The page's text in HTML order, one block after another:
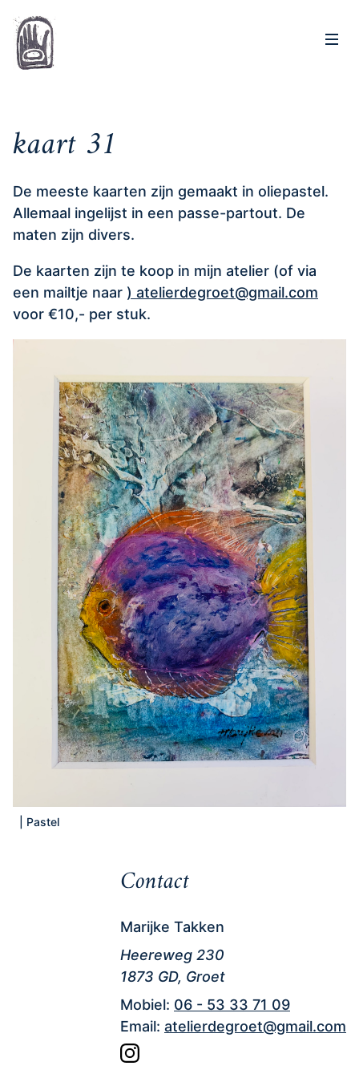
Het atelier
Cursus olieverf
Schilderijen
Oliepastel
Muurschilderingen
Contact
kaart 31
De meeste kaarten zijn gemaakt in oliepastel.
Allemaal ingelijst in een passe-partout. De
maten zijn divers.
De kaarten zijn te koop in mijn atelier (of via
een mailtje naar ) atelierdegroet@gmail.com
voor €10,- per stuk.
Pastel
Contact
Marijke Takken
Heereweg 230
1873 GD, Groet
Mobiel: 06 - 53 33 71 09
Email: atelierdegroet@gmail.com